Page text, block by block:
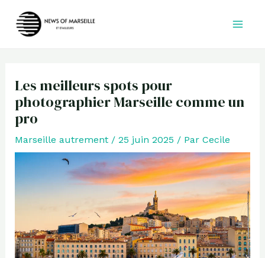
Les meilleurs spots pour
photographier Marseille comme un
pro
Marseille autrement/ 25 juin 2025 / Par Cecile